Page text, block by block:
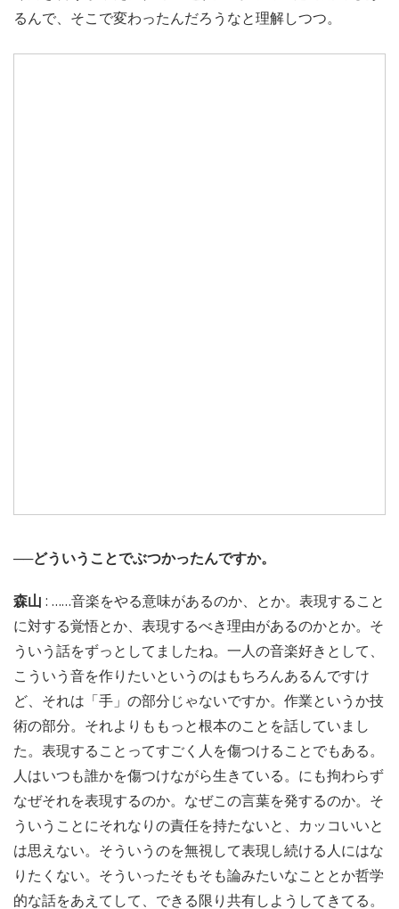
るんで、そこで変わったんだろうなと理解しつつ。
──どういうことでぶつかったんですか。
森山 : ……音楽をやる意味があるのか、とか。表現すること
に対する覚悟とか、表現するべき理由があるのかとか。そ
ういう話をずっとしてましたね。一人の音楽好きとして、
こういう音を作りたいというのはもちろんあるんですけ
ど、それは「手」の部分じゃないですか。作業というか技
術の部分。それよりももっと根本のことを話していまし
た。表現することってすごく人を傷つけることでもある。
人はいつも誰かを傷つけながら生きている。にも拘わらず
なぜそれを表現するのか。なぜこの言葉を発するのか。そ
ういうことにそれなりの責任を持たないと、カッコいいと
は思えない。そういうのを無視して表現し続ける人にはな
りたくない。そういったそもそも論みたいなこととか哲学
的な話をあえてして、できる限り共有しようしてきてる。